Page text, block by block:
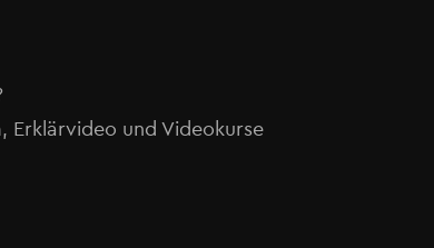
Erklärvideo und Videokurse